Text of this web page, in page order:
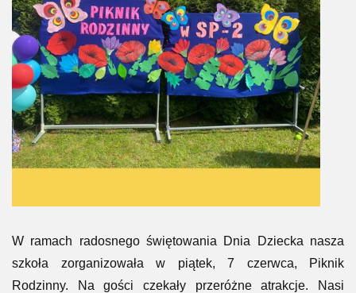
W ramach radosnego świętowania Dnia Dziecka nasza
szkoła zorganizowała w piątek, 7 czerwca, Piknik
Rodzinny. Na gości czekały przeróżne atrakcje. Nasi